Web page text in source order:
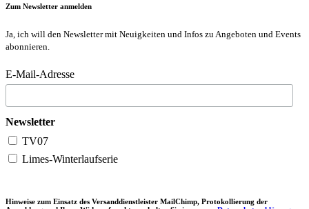
Zum Newsletter anmelden
Ja, ich will den Newsletter mit Neuigkeiten und Infos zu Angeboten und Events
abonnieren.
E-Mail-Adresse
Newsletter
TV07
Limes-Winterlaufserie
Hinweise zum Einsatz des Versanddienstleister MailChimp, Protokollierung der